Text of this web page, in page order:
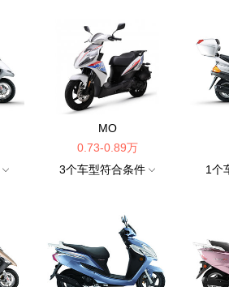
MO
0.73-0.89万
3个车型符合条件
1个